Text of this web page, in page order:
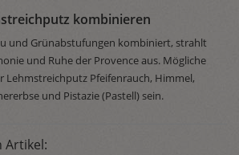
kombinieren
und Grünabstufungen kombiniert, strahlt
und Ruhe der Provence aus. Mögliche
Lehmstreichputz Pfeifenrauch, Himmel,
und Pistazie (Pastell) sein.
Artikel: